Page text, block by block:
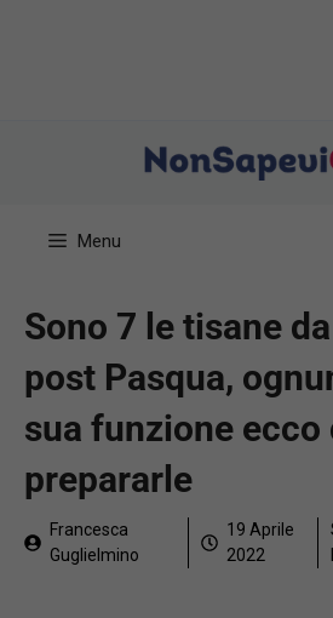
Menu
Sono 7 le tisane
post Pasqua,
sua funzione ecco
prepararle
Francesca
Guglielmino
19 Aprile
2022